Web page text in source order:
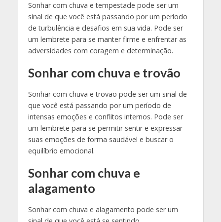
Sonhar com chuva e tempestade pode ser um
sinal de que você está passando por um período
de turbulência e desafios em sua vida. Pode ser
um lembrete para se manter firme e enfrentar as
adversidades com coragem e determinação.
Sonhar com chuva e trovão
Sonhar com chuva e trovão pode ser um sinal de
que você está passando por um período de
intensas emoções e conflitos internos. Pode ser
um lembrete para se permitir sentir e expressar
suas emoções de forma saudável e buscar o
equilíbrio emocional.
Sonhar com chuva e
alagamento
Sonhar com chuva e alagamento pode ser um